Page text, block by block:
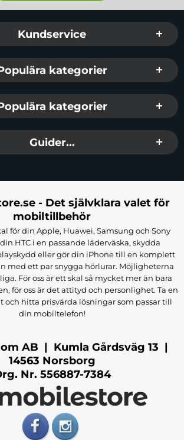
info och länkar
Kundservice
kategorier
kategorier
Guider...
- Det självklara valet för
mobiltillbehör
för din Apple, Huawei, Samsung och Sony
HTC i en passande läderväska, skydda
eller gör din iPhone till en komplett
med ett par snygga hörlurar. Möjligheterna
För oss är ett skal så mycket mer än bara
för oss är det attityd och personlighet. Ta en
och hitta prisvärda lösningar som passar till
din mobiltelefon!
AB | Kumla Gårdsväg 13 |
14563 Norsborg
Nr. 556887-7384